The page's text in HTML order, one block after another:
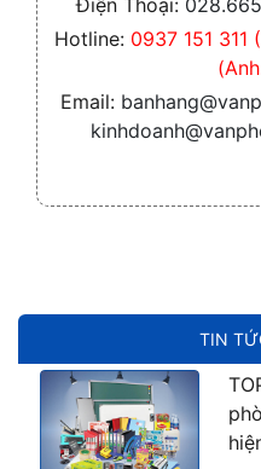
TIN
Điện Thoại:
Hotline: 0937 151 311
Email: